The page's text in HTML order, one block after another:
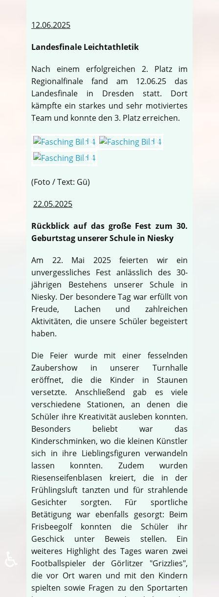
12.06.2025
Landesfinale Leichtathletik
Nach einem erfolgreichen 2. Platz im
Regionalfinale fand am 12.06.25 das
Landesfinale in Dresden statt. Dort
kämpfte ein starkes und sehr motiviertes
Team und konnte den 3. Platz erreichen.
(Foto / Text: Gü)
22.05.2025
Rückblick auf das große Fest zum 30.
Geburtstag unserer Schule in Niesky
Am 22. Mai 2025 feierten wir ein
unvergessliches Fest anlässlich des 30-
jährigen Bestehens unserer Schule in
Niesky. Der besondere Tag war erfüllt von
Freude, Lachen und zahlreichen
Aktivitäten, die unsere Schüler begeistert
haben.
Die Feier wurde mit einer fesselnden
Zaubershow in unserer Turnhalle
eröffnet, die die Kinder in Staunen
versetzte. Anschließend gab es viele
verschiedene Stationen, an denen die
Schüler ihre Kreativität ausleben konnten.
Besonders beliebt war das
Kinderschminken, wo die kleinen Künstler
sich in ihre Lieblingsfiguren verwandeln
lassen konnten. Zudem wurden
Riesenseifenblasen kreiert, die in der
Frühlingsluft tanzten und für strahlende
Gesichter sorgten. Für sportliche
Betätigung war ebenfalls gesorgt: Beim
Frisbeegolf konnten die Schüler ihr
Geschick unter Beweis stellen. Ein
weiteres Highlight des Tages waren zwei
Footballspieler der Görlitzer "Grizzlies",
die vor Ort waren und mit den Kindern
spielten sowie Fragen zu den Sportarten